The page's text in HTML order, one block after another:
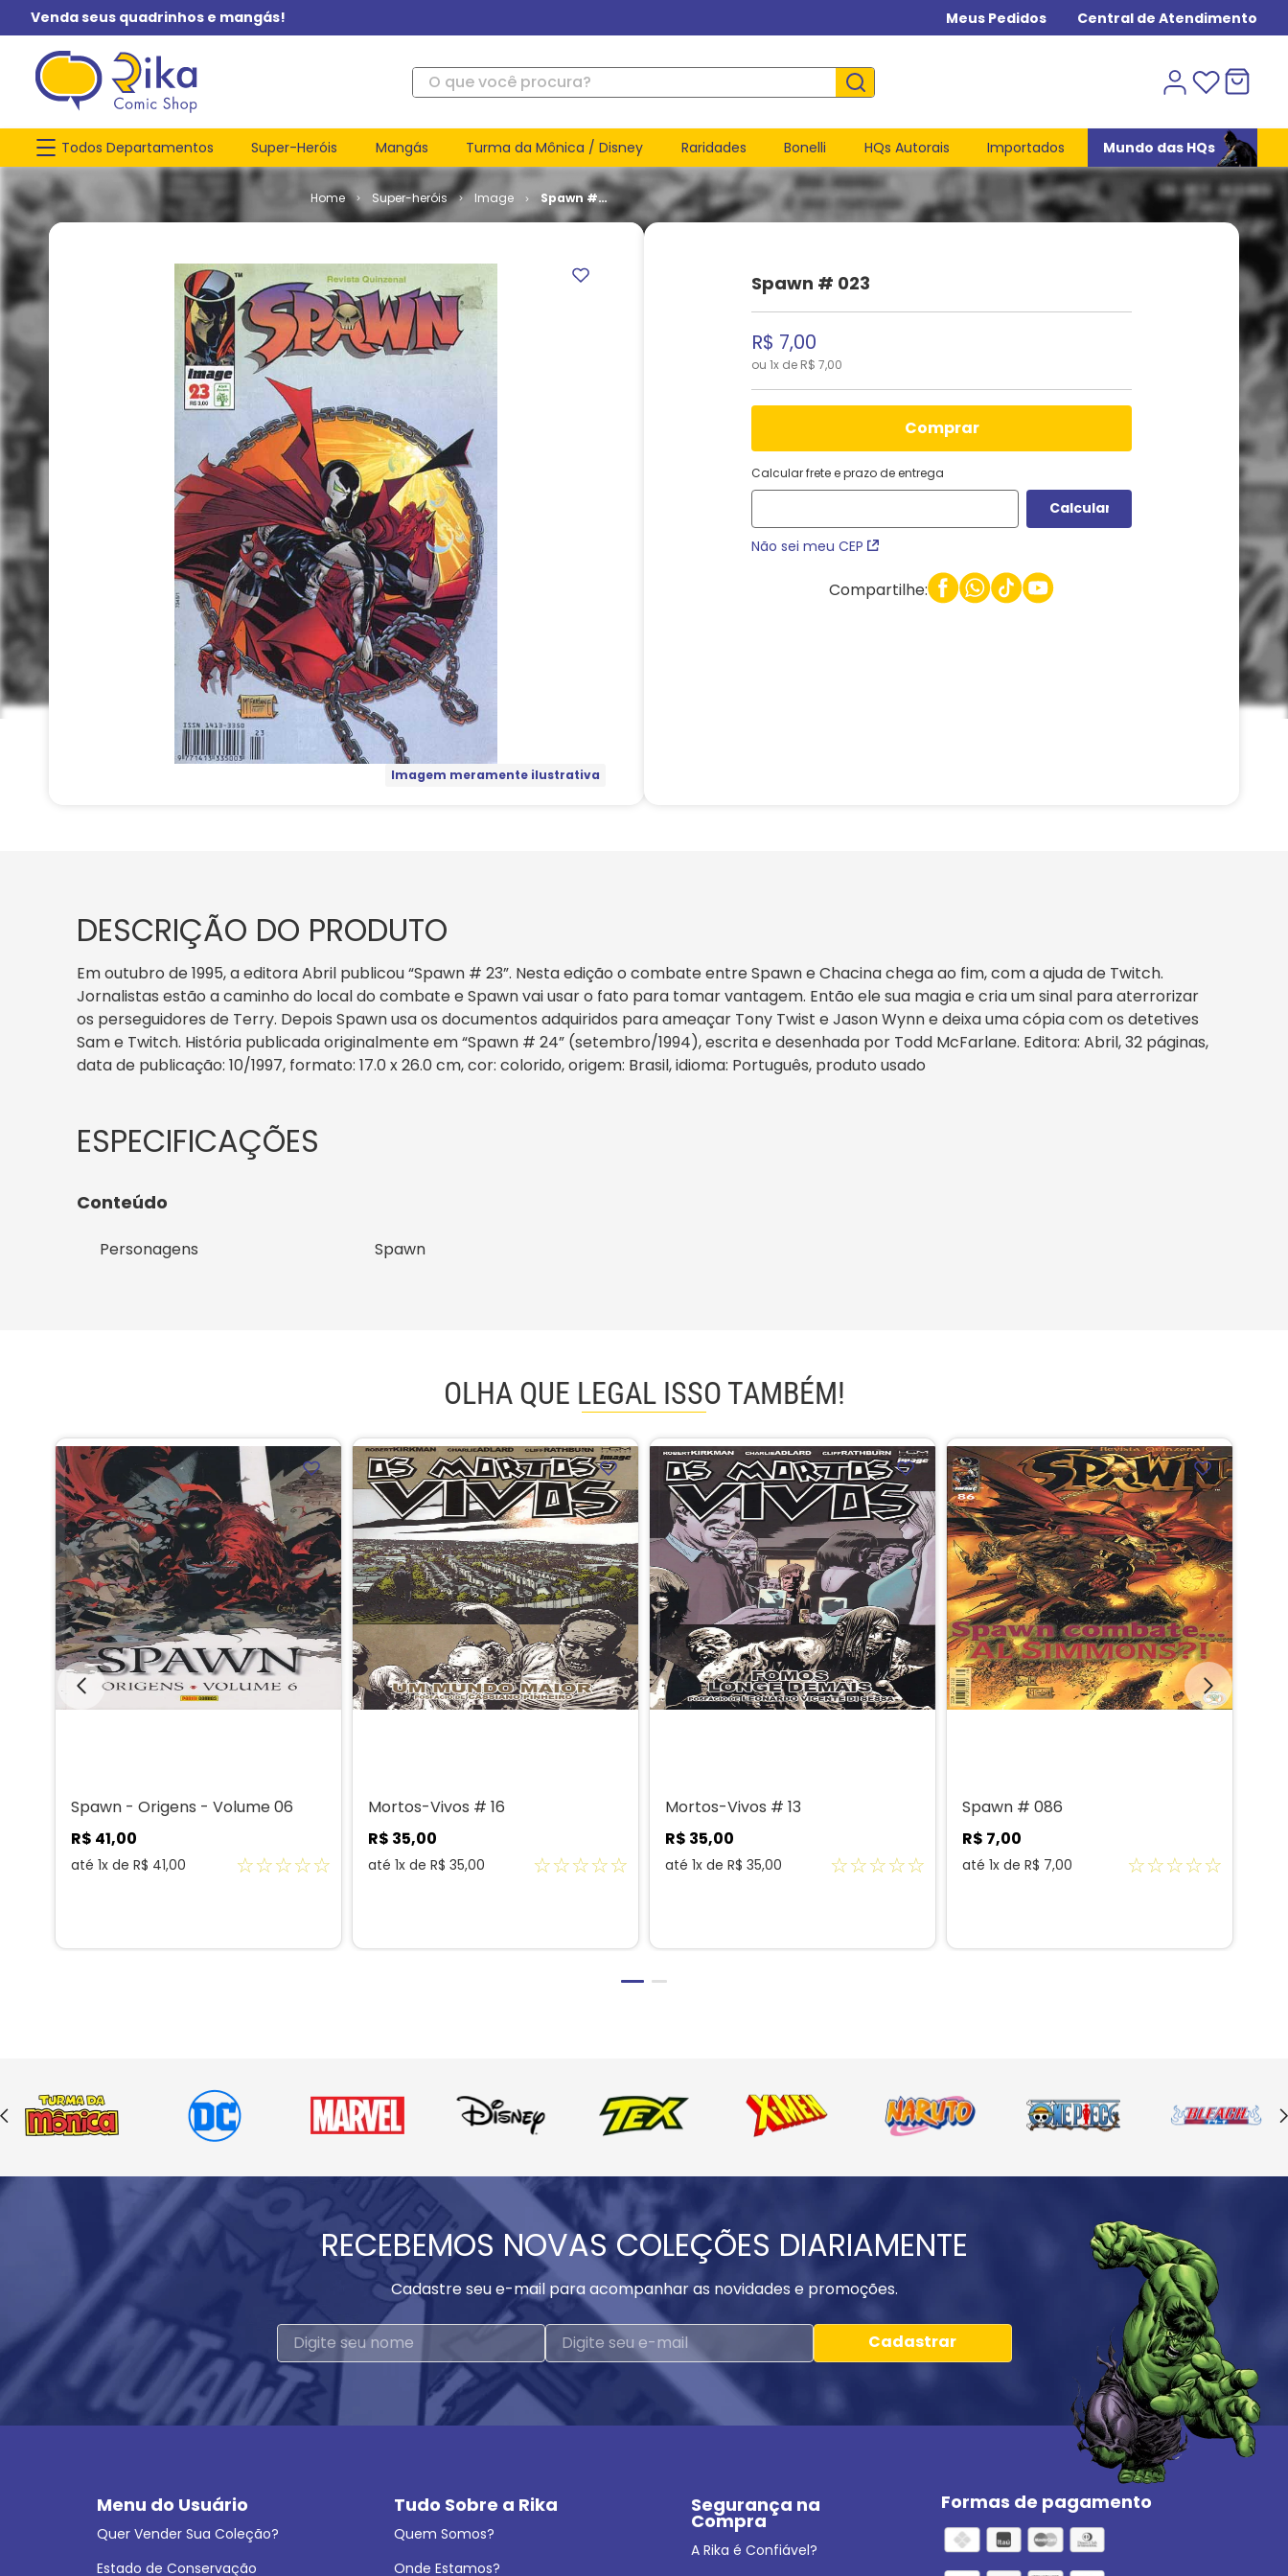
Venda seus quadrinhos e mangás! Meus Pedidos Central de Atendimento
O que você procura?
Todos Departamentos Super-Heróis Mangás Turma da Mônica / Disney Raridades Bonelli HQs Autorais Importados Mundo das HQs
Super-heróis Image
Spawn #
023
Imagem meramente ilustrativa
Spawn # 023
R$ 7,00
ou 1x de R$ 7,00
comprar
Calcular frete e prazo de entrega
Não sei meu CEP
Compartilhe:
DESCRIÇÃO DO PRODUTO
Em outubro de 1995, a editora Abril publicou “Spawn # 23”. Nesta edição o combate entre Spawn e Chacina chega ao fim, com a ajuda de Twitch.
Jornalistas estão a caminho do local do combate e Spawn vai usar o fato para tomar vantagem. Então ele sua magia e cria um sinal para aterrorizar
os perseguidores de Terry. Depois Spawn usa os documentos adquiridos para ameaçar Tony Twist e Jason Wynn e deixa uma cópia com os detetives
Sam e Twitch. História publicada originalmente em “Spawn # 24” (setembro/1994), escrita e desenhada por Todd McFarlane. Editora: Abril, 32 páginas,
data de publicação: 10/1997, formato: 17.0 x 26.0 cm, cor: colorido, origem: Brasil, idioma: Português, produto usado
Conteúdo
Personagens Spawn
OLHA QUE LEGAL ISSO TAMBÉM!
Spawn - Origens - Volume 06
R$ 41,00
até 1x de R$ 41,00 ☆☆☆☆☆
Mortos-Vivos # 16
R$ 35,00
até 1x de R$ 35,00 ☆☆☆☆☆
Mortos-Vivos # 13
R$ 35,00
até 1x de R$ 35,00 ☆☆☆☆☆
Spawn # 086
R$ 7,00
até 1x de R$ 7,00 ☆☆☆☆☆
RECEBEMOS NOVAS COLEÇÕES DIARIAMENTE
Cadastre seu e-mail para acompanhar as novidades e promoções.
Cadastrar
Menu do Usuário
Quer Vender Sua Coleção?
Estado de Conservação
Tudo Sobre a Rika
Quem Somos?
Onde Estamos?
Segurança na
Compra
A Rika é Confiável?
Formas de pagamento